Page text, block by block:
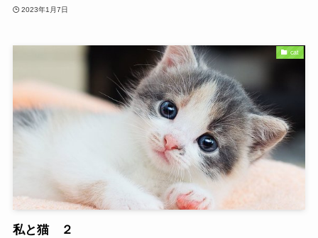
2023年1月7日
cat
私と猫 ２